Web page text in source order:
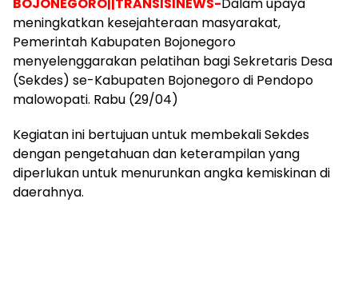
meningkatkan kesejahteraan masyarakat,
Pemerintah Kabupaten Bojonegoro
menyelenggarakan pelatihan bagi Sekretaris Desa
(Sekdes) se-Kabupaten Bojonegoro di Pendopo
malowopati. Rabu (29/04)
Kegiatan ini bertujuan untuk membekali Sekdes
dengan pengetahuan dan keterampilan yang
diperlukan untuk menurunkan angka kemiskinan di
daerahnya.